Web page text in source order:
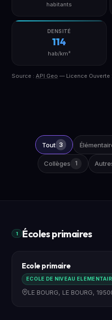
habitants
DENSITÉ
114
hab/km²
Source : API Geo — Licence Ouverte
Tout 3
Collèges 1
1 Écoles primaires
Ecole primaire
ECOLE DE NIVEAU
LE BOURG, LE BOURG,